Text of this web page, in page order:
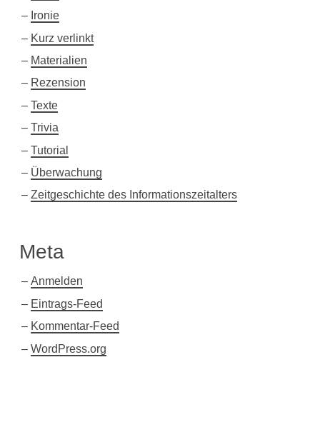
Ironie
Kurz verlinkt
Materialien
Rezension
Texte
Trivia
Tutorial
Überwachung
Zeitgeschichte des Informationszeitalters
Meta
Anmelden
Eintrags-Feed
Kommentar-Feed
WordPress.org